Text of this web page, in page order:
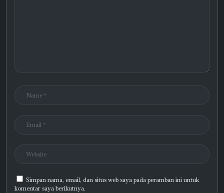
Simpan nama, email, dan situs web saya pada peramban ini untuk
komentar saya berikutnya.